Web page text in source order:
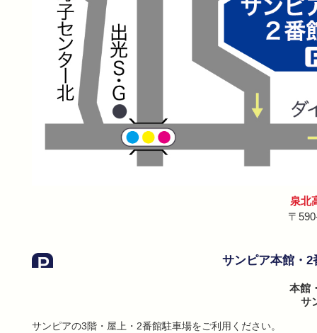
泉北
〒
サンピア本館・
本館
サ
サンピアの3階・屋上・2番館駐車場をご利用ください。